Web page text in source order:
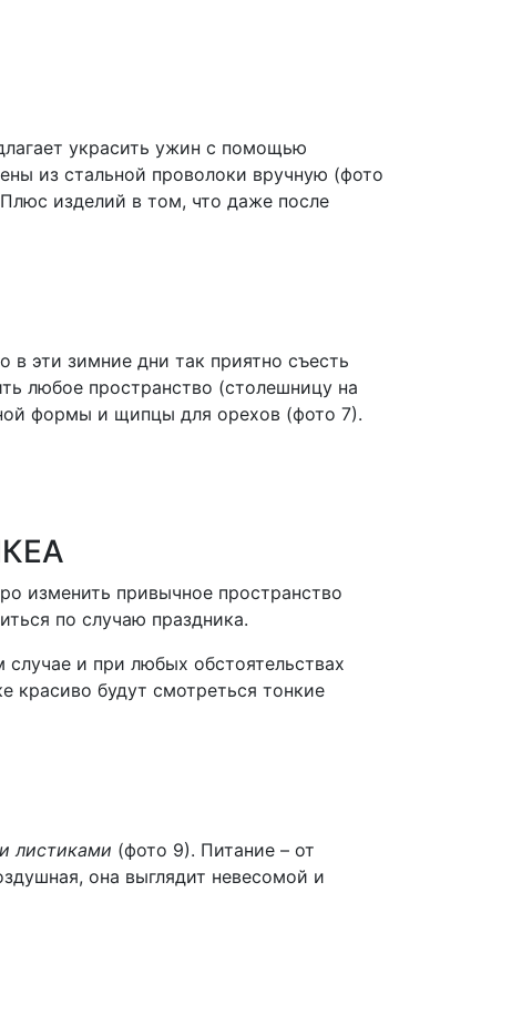
украсить ужин с помощью
из стальной проволоки вручную (фото
изделий в том, что даже после
в эти зимние дни так приятно съесть
любое пространство (столешницу на
формы и щипцы для орехов (фото 7).
изменить привычное пространство
по случаю праздника.
и при любых обстоятельствах
красиво будут смотреться тонкие
листиками (фото 9). Питание – от
она выглядит невесомой и